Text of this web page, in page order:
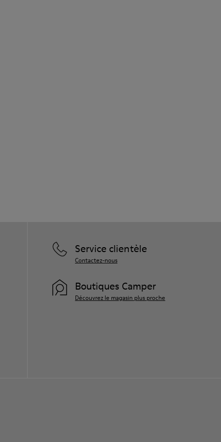
Service clientèle
Contactez-nous
Boutiques Camper
Découvrez le magasin plus proche